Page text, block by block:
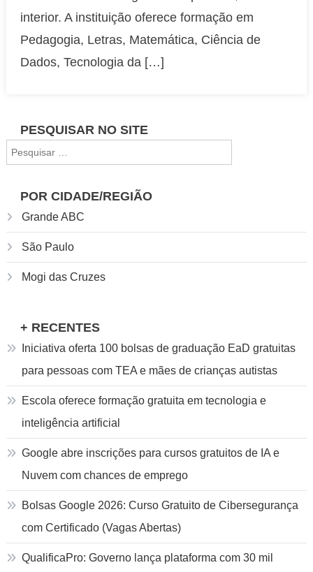
line
interior. A instituição oferece formação em
Pedagogia, Letras, Matemática, Ciência de
Dados, Tecnologia da […]
PESQUISAR NO SITE
por:
POR CIDADE/REGIÃO
Grande ABC
São Paulo
Mogi das Cruzes
+ RECENTES
Iniciativa oferta 100 bolsas de graduação EaD gratuitas
para pessoas com TEA e mães de crianças autistas
Escola oferece formação gratuita em tecnologia e
inteligência artificial
Google abre inscrições para cursos gratuitos de IA e
Nuvem com chances de emprego
Bolsas Google 2026: Curso Gratuito de Cibersegurança
com Certificado (Vagas Abertas)
QualificaPro: Governo lança plataforma com 30 mil